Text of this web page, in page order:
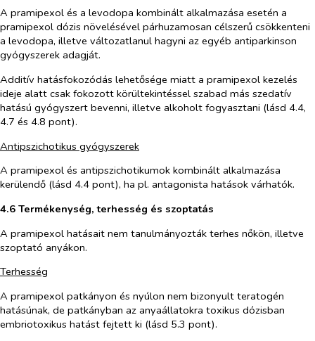
A pramipexol és a levodopa kombinált alkalmazása esetén a
pramipexol dózis növelésével párhuzamosan célszerű csökkenteni
a levodopa, illetve változatlanul hagyni az egyéb antiparkinson
gyógyszerek adagját.
Additív hatásfokozódás lehetősége miatt a pramipexol kezelés
ideje alatt csak fokozott körültekintéssel szabad más szedatív
hatású gyógyszert bevenni, illetve alkoholt fogyasztani (lásd 4.4,
4.7 és 4.8 pont).
Antipszichotikus gyógyszerek
A pramipexol és antipszichotikumok kombinált alkalmazása
kerülendő (lásd 4.4 pont), ha pl. antagonista hatások várhatók.
4.6 Termékenység, terhesség és szoptatás
A pramipexol hatásait nem tanulmányozták terhes nőkön, illetve
szoptató anyákon.
Terhesség
A pramipexol patkányon és nyúlon nem bizonyult teratogén
hatásúnak, de patkányban az anyaállatokra toxikus dózisban
embriotoxikus hatást fejtett ki (lásd 5.3 pont).